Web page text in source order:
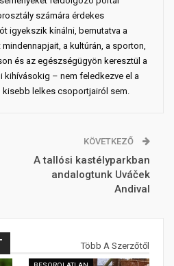
számára érdekes
igyekszik kínálni, bemutatva a
a kultúrán, a sporton,
és az egészségügyön keresztül a
kihívásokig – nem feledkezve el a
lelkes csoportjairól sem.
KÖVETKEZŐ
A tallósi kastélyparkban
andalogtunk Uváček
Andival
Több A Szerzőtől